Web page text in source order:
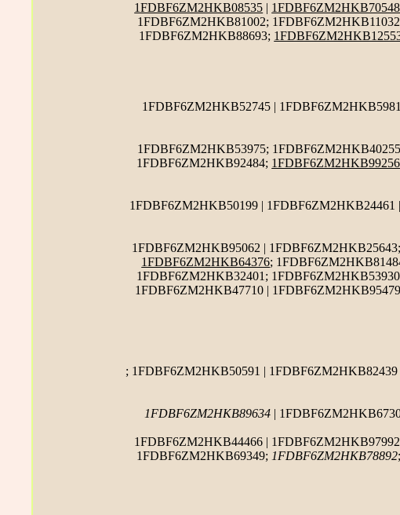
1FDBF6ZM2HKB08535 | 1FDBF6ZM2HKB70548
1FDBF6ZM2HKB81002;
1FDBF6ZM2HKB88693;
1FDBF6ZM2HKB52745 |
1FDBF6ZM2HKB53975;
1FDBF6ZM2HKB92484; 1FDBF6ZM2HKB99256
1FDBF6ZM2HKB50199 |
1FDBF6ZM2HKB95062 |
1FDBF6ZM2HKB64376;
1FDBF6ZM2HKB32401;
1FDBF6ZM2HKB47710 |
; 1FDBF6ZM2HKB50591 | 1FDBF6ZM2HKB82439
1FDBF6ZM2HKB89634 |
1FDBF6ZM2HKB44466 |
1FDBF6ZM2HKB69349; 1FDBF6ZM2HKB78892